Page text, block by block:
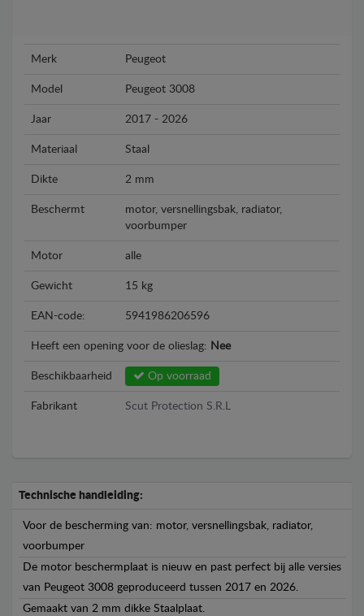
Merk Peugeot
Model Peugeot 3008
Jaar 2017 - 2026
Materiaal Staal
Dikte 2 mm
Beschermt
motor, versnellingsbak, radiator,
voorbumper
Motor alle
Gewicht 15 kg
EAN-code: 5941986206596
Heeft een opening voor de olieslag: Nee
Beschikbaarheid Op voorraad
Fabrikant Scut Protection S.R.L
Technische handleiding:
Voor de bescherming van: motor, versnellingsbak, radiator,
voorbumper
De motor beschermplaat is nieuw en past perfect bij alle versies
van Peugeot 3008 geproduceerd tussen 2017 en 2026.
Gemaakt van 2 mm dikke Staalplaat.